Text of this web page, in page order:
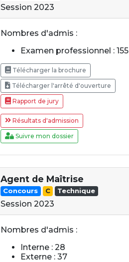
Session 2023
Nombres d'admis :
Examen professionnel : 155
Télécharger la brochure
Télécharger l'arrêté d'ouverture
Rapport de jury
Résultats d'admission
Suivre mon dossier
Agent de Maîtrise
Concours C Technique
Session 2023
Nombres d'admis :
Interne : 28
Externe : 37